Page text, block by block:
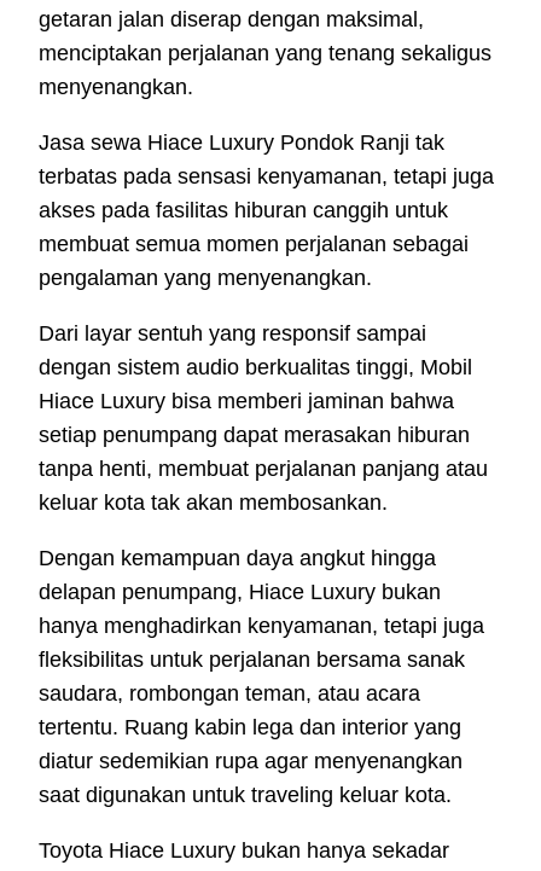
getaran jalan diserap dengan maksimal,
menciptakan perjalanan yang tenang sekaligus
menyenangkan.
Jasa sewa Hiace Luxury Pondok Ranji tak
terbatas pada sensasi kenyamanan, tetapi juga
akses pada fasilitas hiburan canggih untuk
membuat semua momen perjalanan sebagai
pengalaman yang menyenangkan.
Dari layar sentuh yang responsif sampai
dengan sistem audio berkualitas tinggi, Mobil
Hiace Luxury bisa memberi jaminan bahwa
setiap penumpang dapat merasakan hiburan
tanpa henti, membuat perjalanan panjang atau
keluar kota tak akan membosankan.
Dengan kemampuan daya angkut hingga
delapan penumpang, Hiace Luxury bukan
hanya menghadirkan kenyamanan, tetapi juga
fleksibilitas untuk perjalanan bersama sanak
saudara, rombongan teman, atau acara
tertentu. Ruang kabin lega dan interior yang
diatur sedemikian rupa agar menyenangkan
saat digunakan untuk traveling keluar kota.
Toyota Hiace Luxury bukan hanya sekadar